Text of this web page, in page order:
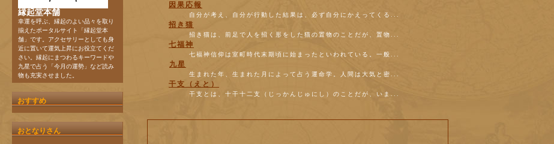
因果応報
自分が考え、自分が行動した結果は、必ず自分にかえってくる...
招き猫
招き猫は、前足で人を招く形をした猫の置物のことだが、置物...
七福神
七福神信仰は室町時代末期頃に始まったといわれている。一般...
九星
生まれた年、生まれた月によって占う運命学。人間は大気と密...
干支（えと）
干支とは、十干十二支（じっかんじゅにし）のことだが、いま...
縁起堂本舗
幸運を呼ぶ、縁起のよい品々を取り
揃えたポータルサイト「縁起堂本
舗」です。アクセサリーとしても身
近に置いて運気上昇にお役立てくだ
さい。縁起にまつわるキーワードや
九星で占う「今月の運勢」など読み
物も充実させました。
おすすめ
おとなりさん